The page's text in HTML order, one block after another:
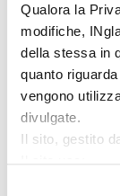
Qualora la
modifiche,
della stessa in
quanto
vengono
divulgate.
Il sito, gestito
Il sito usa: